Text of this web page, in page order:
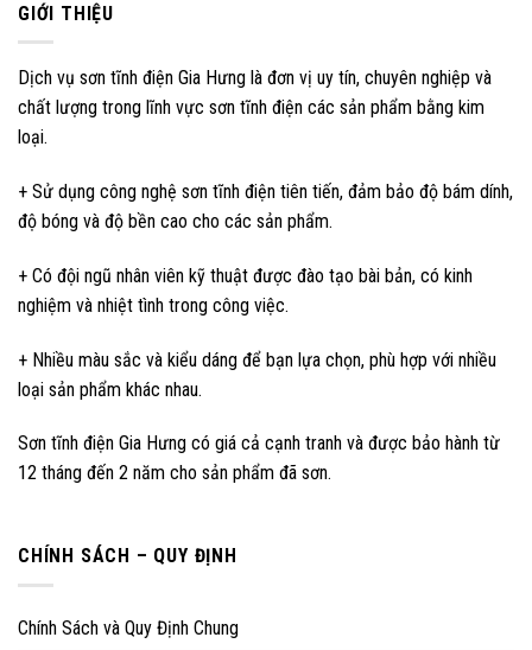
GIỚI THIỆU
Dịch vụ sơn tĩnh điện Gia Hưng là đơn vị uy tín, chuyên nghiệp và
chất lượng trong lĩnh vực sơn tĩnh điện các sản phẩm bằng kim
loại.
+ Sử dụng công nghệ sơn tĩnh điện tiên tiến, đảm bảo độ bám dính,
độ bóng và độ bền cao cho các sản phẩm.
+ Có đội ngũ nhân viên kỹ thuật được đào tạo bài bản, có kinh
nghiệm và nhiệt tình trong công việc.
+ Nhiều màu sắc và kiểu dáng để bạn lựa chọn, phù hợp với nhiều
loại sản phẩm khác nhau.
Sơn tĩnh điện Gia Hưng có giá cả cạnh tranh và được bảo hành từ
12 tháng đến 2 năm cho sản phẩm đã sơn.
CHÍNH SÁCH – QUY ĐỊNH
Chính Sách và Quy Định Chung